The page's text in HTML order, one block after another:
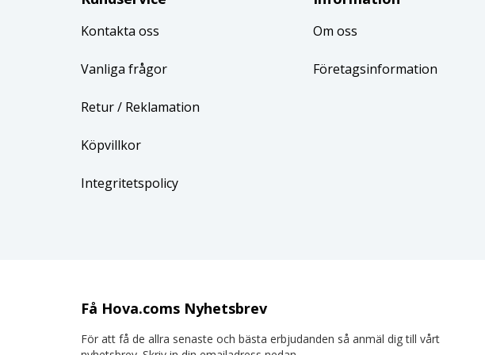
Kontakta oss
Vanliga frågor
Retur/ Reklamation
Köpvillkor
Integritetspolicy
Om oss
Företagsinformation
Få Hova.coms Nyhetsbrev
För att få de allra senaste och bästa erbjudanden så anmäl dig till vårt